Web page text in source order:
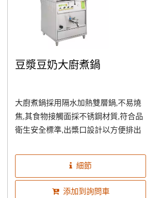
豆漿豆奶大廚煮鍋
大廚煮鍋採用隔水加熱雙層鍋,不易燒
焦,其食物接觸面採不锈鋼材質,符合品
衛生安全標準,出槳口設計以方便排出
於清洗,易拆易裝,相當好操作,接頭可接
冷熱水源,電子式壓力安全開關裝置,與
細節
添加到詢問車